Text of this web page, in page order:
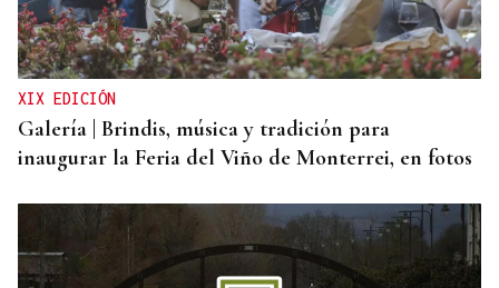
El Concello de Ourense, sitiado tras caer la
adjudicación del autobús
XIX EDICIÓN
Galería | Brindis, música y tradición para
inaugurar la Feria del Viño de Monterrei, en fotos